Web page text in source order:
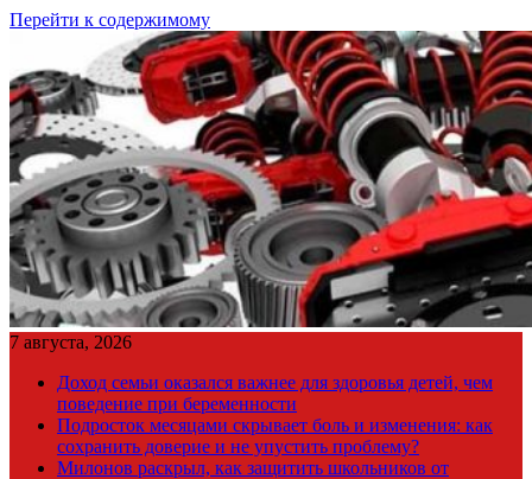
Перейти к содержимому
7 августа, 2026
Доход семьи оказался важнее для здоровья детей, чем
поведение при беременности
Подросток месяцами скрывает боль и изменения: как
сохранить доверие и не упустить проблему?
Милонов раскрыл, как защитить школьников от